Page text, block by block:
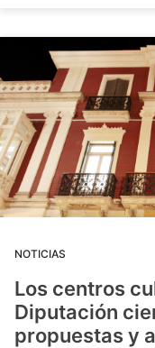
NOTICIAS
Los centros
Diputación
propuestas y